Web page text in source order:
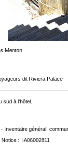
Menton
dit Riviera Palace
sud à l'hôtel.
Inventaire général.
: IA06002811